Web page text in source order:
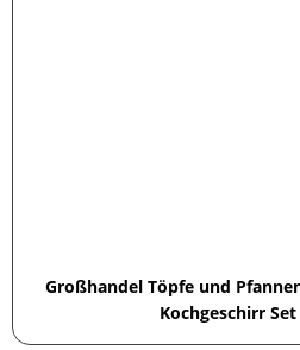
Großhandel Töpfe und
Kochgeschirr